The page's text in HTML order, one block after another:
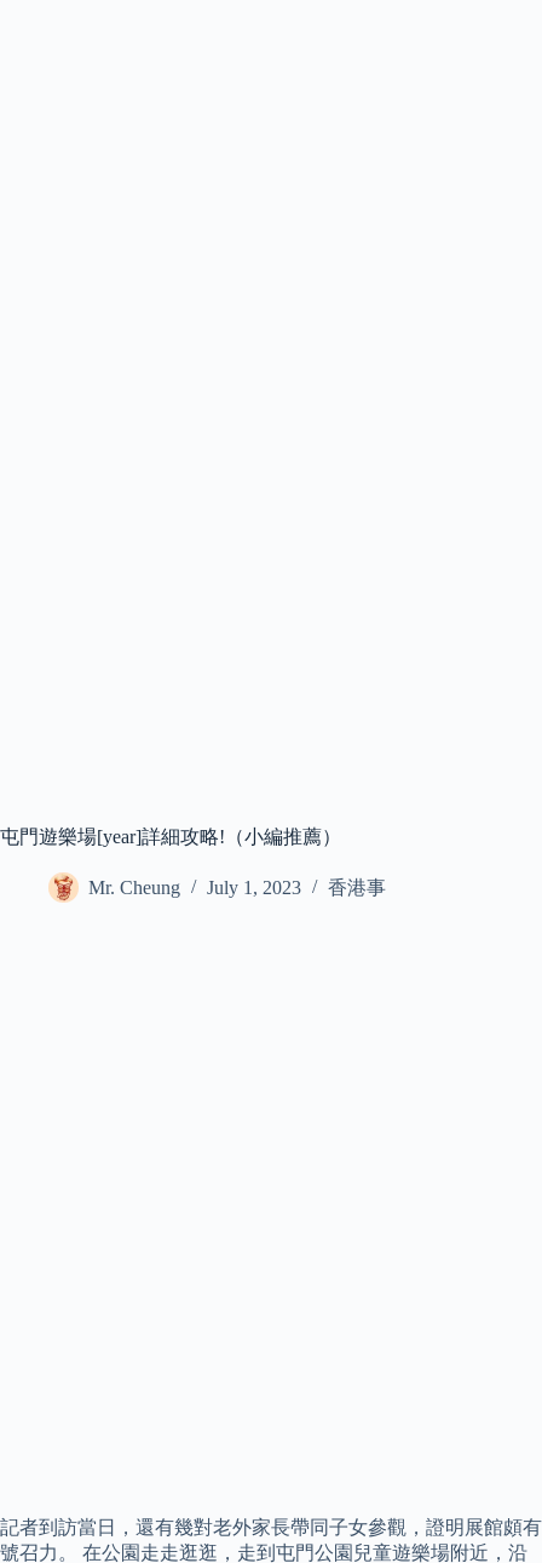
屯門遊樂場[year]詳細攻略!（小編推薦）
Mr. Cheung July 1, 2023 香港事
記者到訪當日，還有幾對老外家長帶同子女參觀，證明展館頗有
號召力。 在公園走走逛逛，走到屯門公園兒童遊樂場附近，沿